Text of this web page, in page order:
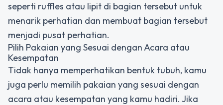
seperti ruffles atau lipit di bagian tersebut untuk
menarik perhatian dan membuat bagian tersebut
menjadi pusat perhatian.
Pilih Pakaian yang Sesuai dengan Acara atau
Kesempatan
Tidak hanya memperhatikan bentuk tubuh, kamu
juga perlu memilih pakaian yang sesuai dengan
acara atau kesempatan yang kamu hadiri. Jika